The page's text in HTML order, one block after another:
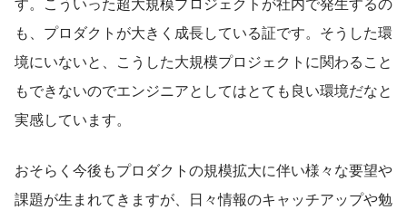
も、プロダクトが大きく成長している証です。そうした環
境にいないと、こうした大規模プロジェクトに関わること
もできないのでエンジニアとしてはとても良い環境だなと
実感しています。
おそらく今後もプロダクトの規模拡大に伴い様々な要望や
課題が生まれてきますが、日々情報のキャッチアップや勉